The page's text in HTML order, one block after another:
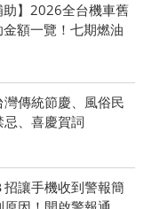
助】2026全台機車舊
額一覽！七期燃油
灣傳統節慶、風俗民
、喜慶賀詞
招讓手機收到警報簡